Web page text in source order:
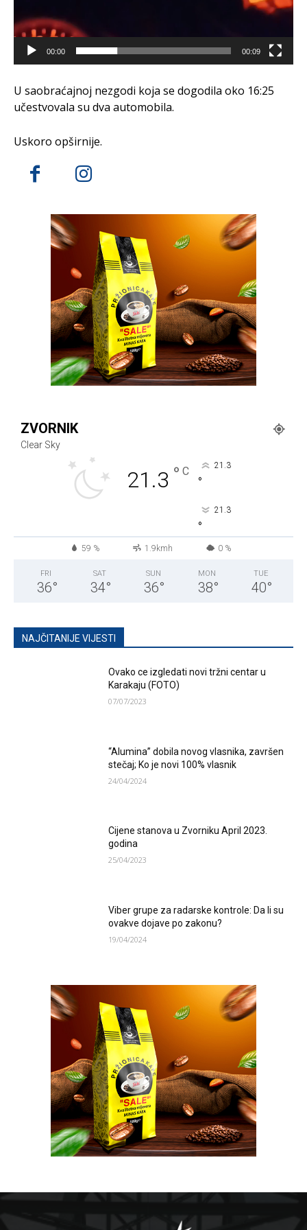
00:00 00:09
U saobraćajnoj nezgodi koja se dogodila oko 16:25
učestvovala su dva automobila.
Uskoro opširnije.
ZVORNIK
Clear Sky
21.3 ° C 21.3
°
21.3
°
59 % 1.9kmh 0 %
FRI
36°
SAT
34°
SUN
36°
MON
38°
TUE
40°
NAJČITANIJE VIJESTI
Ovako ce izgledati novi tržni centar u
Karakaju (FOTO)
07/07/2023
“Alumina” dobila novog vlasnika, završen
stečaj; Ko je novi 100% vlasnik
24/04/2024
Cijene stanova u Zvorniku April 2023.
godina
25/04/2023
Viber grupe za radarske kontrole: Da li su
ovakve dojave po zakonu?
19/04/2024